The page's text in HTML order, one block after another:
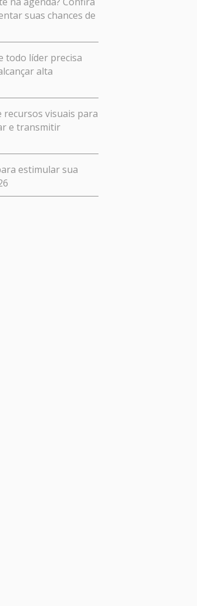
suas chances de
todo líder precisa
alta
recursos visuais para
e transmitir
estimular sua